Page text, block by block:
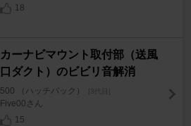
18
カーナビマウント取付部（送風
口ダクト）のビビリ音解消
500 （ハッチバック） [3代目]
Five00さん
15